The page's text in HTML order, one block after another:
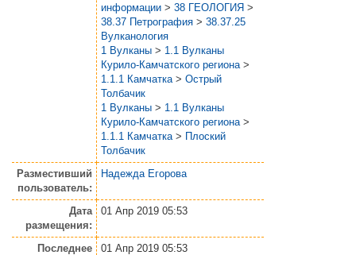
информации > 38 ГЕОЛОГИЯ >
38.37 Петрография > 38.37.25
Вулканология
1 Вулканы > 1.1 Вулканы
Курило-Камчатского региона >
1.1.1 Камчатка > Острый
Толбачик
1 Вулканы > 1.1 Вулканы
Курило-Камчатского региона >
1.1.1 Камчатка > Плоский
Толбачик
Разместивший
пользователь:
Надежда Егорова
Дата
размещения:
01 Апр 2019 05:53
Последнее
01 Апр 2019 05:53